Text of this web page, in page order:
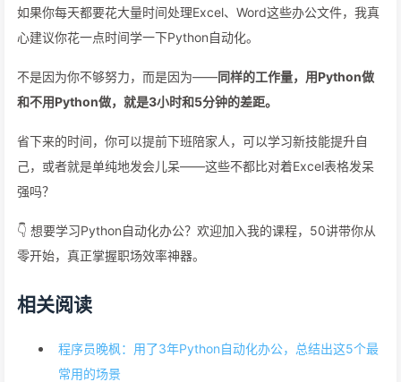
如果你每天都要花大量时间处理Excel、Word这些办公文件，我真
心建议你花一点时间学一下Python自动化。
不是因为你不够努力，而是因为——同样的工作量，用Python做
和不用Python做，就是3小时和5分钟的差距。
省下来的时间，你可以提前下班陪家人，可以学习新技能提升自
己，或者就是单纯地发会儿呆——这些不都比对着Excel表格发呆
强吗？
👇 想要学习Python自动化办公？欢迎加入我的课程，50讲带你从
零开始，真正掌握职场效率神器。
相关阅读
程序员晚枫：用了3年Python自动化办公，总结出这5个最
常用的场景